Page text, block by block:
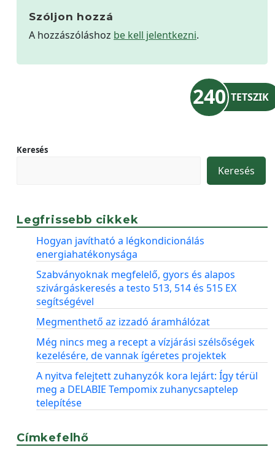
Szóljon hozzá
A hozzászóláshoz be kell jelentkezni.
240 TETSZIK
Keresés
Keresés
Legfrissebb cikkek
Hogyan javítható a légkondicionálás
energiahatékonysága
Szabványoknak megfelelő, gyors és alapos
szivárgáskeresés a testo 513, 514 és 515 EX
segítségével
Megmenthető az izzadó áramhálózat
Még nincs meg a recept a vízjárási szélsőségek
kezelésére, de vannak ígéretes projektek
A nyitva felejtett zuhanyzók kora lejárt: Így térül
meg a DELABIE Tempomix zuhanycsaptelep
telepítése
Címkefelhő